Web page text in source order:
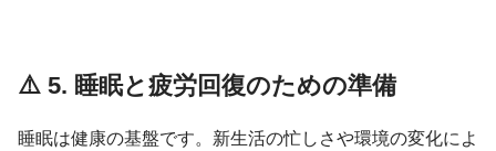
⚠️ 5. 睡眠と疲労回復のための準備
睡眠は健康の基盤です。新生活の忙しさや環境の変化によ